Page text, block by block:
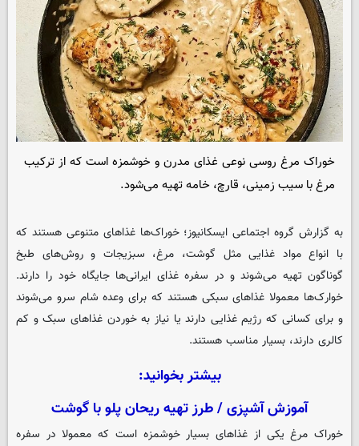
خوراک مرغ روسی نوعی غذای مدرن و خوشمزه است که از ترکیب
مرغ با سیب زمینی، قارچ، خامه تهیه می‌شود.
به گزارش گروه اجتماعی ایسکانیوز؛ خوراک‌ها غذاهای متنوعی هستند که
با انواع مواد غذایی مثل گوشت، مرغ، سبزیجات و روش‌های طبخ
گوناگون تهیه می‌شوند و در سفره غذای ایرانی‌ها جایگاه خود را دارند.
خوارک‌ها معمولا غذاهای سبکی هستند که برای وعده شام سرو می‌شوند
و برای کسانی که رژیم غذایی دارند یا نیاز به خوردن غذاهای سبک و کم
کالری دارند، بسیار مناسب هستند.
بیشتر بخوانید:
آموزش آشپزی / طرز تهیه ریحان پلو با گوشت
خوراک مرغ یکی از غذاهای بسیار خوشمزه است که معمولا در سفره